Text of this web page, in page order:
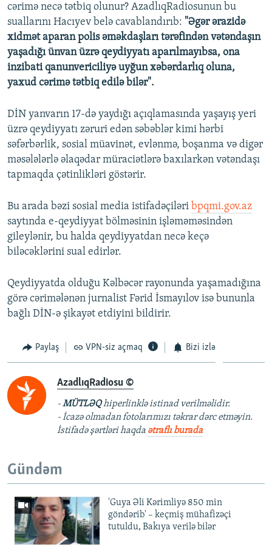
cərimə necə tətbiq olunur? AzadlıqRadiosunun bu
suallarını Hacıyev belə cavablandırıb: "Əgər ərazidə
xidmət aparan polis əməkdaşları tərəfindən vətəndaşın
yaşadığı ünvan üzrə qeydiyyatı aparılmayıbsa, ona
inzibati qanunvericiliyə uyğun xəbərdarlıq oluna,
yaxud cərimə tətbiq edilə bilər".
DİN yanvarın 17-də yaydığı açıqlamasında yaşayış yeri
üzrə qeydiyyatı zəruri edən səbəblər kimi hərbi
səfərbərlik, sosial müavinət, evlənmə, boşanma və digər
məsələlərlə əlaqədar müraciətlərə baxılarkən vətəndaşı
tapmaqda çətinlikləri göstərir.
Bu arada bəzi sosial media istifadəçiləri bpqmi.gov.az
saytında e-qeydiyyat bölməsinin işləməməsindən
gileylənir, bu halda qeydiyyatdan necə keçə
biləcəklərini sual edirlər.
Qeydiyyatda olduğu Kəlbəcər rayonunda yaşamadığına
görə cərimələnən jurnalist Fərid İsmayılov isə bununla
bağlı DİN-ə şikayət etdiyini bildirir.
Paylaş VPN-siz açmaq Bizi izlə
AzadlıqRadiosu ©
-MÜTLƏQhiperlinklə istinad verilməlidir.
- İcazə olmadan fotolarımızı təkrar dərc etməyin.
İstifadə şərtləri haqda ətraflı burada
Gündəm
'Guya Əli Kərimliyə 850 min
göndərib' – keçmiş mühafizəçi
tutuldu, Bakıya verilə bilər